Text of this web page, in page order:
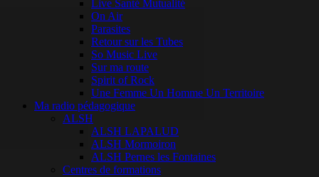
Live Santé Mutualité
On Air
Parasites
Retour sur les Tubes
So Music Live
Sur ma route
Spirit of Rock
Une Femme Un Homme Un Territoire
Ma radio pédagogique
ALSH
ALSH LAPALUD
ALSH Mormoiron
ALSH Pernes les Fontaines
Centres de formations